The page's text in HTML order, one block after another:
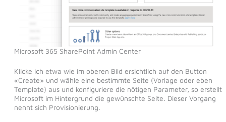
Microsoft 365 SharePoint Admin Center
Klicke ich etwa wie im oberen Bild ersichtlich auf den Button
«Create» und wähle eine bestimmte Seite (Vorlage oder eben
Template) aus und konfiguriere die nötigen Parameter, so erstellt
Microsoft im Hintergrund die gewünschte Seite. Dieser Vorgang
nennt sich Provisionierung.